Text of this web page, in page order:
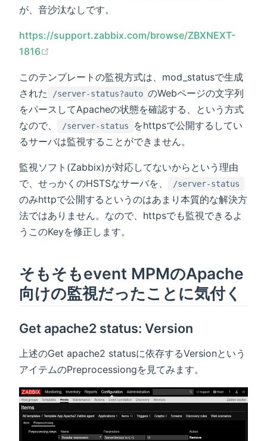
が、音沙汰なしです。
https://support.zabbix.com/browse/ZBXNEXT-
1816
このテンプレートの監視方式は、mod_statusで生成
された
/server-status?auto のWebページの文字列
をパースしてApacheの状態を確認する、という方式
なので、
/server-status
をhttpsで公開するしてい
るサーバは監視することができません。
監視ソフト(Zabbix)が対応してないからという理由
で、せっかくのHSTSなサーバを、
/server-status
のみhttpで公開するというのはあまり本質的な解決方
法ではありません。なので、httpsでも監視できるよ
うこのKeyを修正します。
そもそもevent MPMのApache
向けの監視だったことに気付く
Get apache2 status: Version
上述のGet apache2 statusに依存するVersionという
アイテムのPreprocessiongを見てみます。